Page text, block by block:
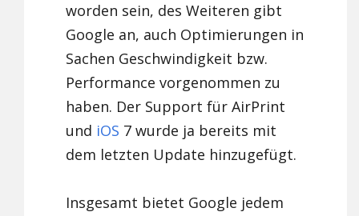
worden sein, des Weiteren gibt
Google an, auch Optimierungen in
Sachen Geschwindigkeit bzw.
Performance vorgenommen zu
haben. Der Support für AirPrint
und iOS 7 wurde ja bereits mit
dem letzten Update hinzugefügt.
Insgesamt bietet Google jedem